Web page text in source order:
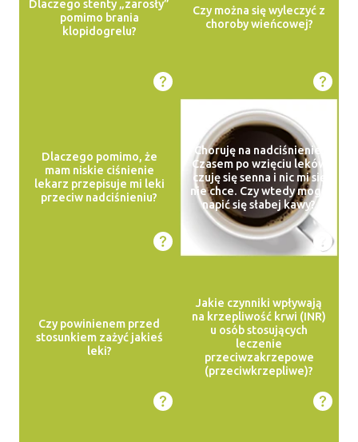
Dlaczego stenty „zarosły”
pomimo brania
klopidogrelu?
Czy można się wyleczyć z
choroby wieńcowej?
Dlaczego pomimo, że
mam niskie ciśnienie
lekarz przepisuje mi leki
przeciw nadciśnieniu?
Choruję na nadciśnienie.
Czasem po wzięciu leków
czuję się senna i nic mi się
nie chce. Czy wtedy mogę
napić się słabej kawy?
Czy powinienem przed
stosunkiem zażyć jakieś
leki?
Jakie czynniki wpływają
na krzepliwość krwi (INR)
u osób stosujących
leczenie
przeciwzakrzepowe
(przeciwkrzepliwe)?